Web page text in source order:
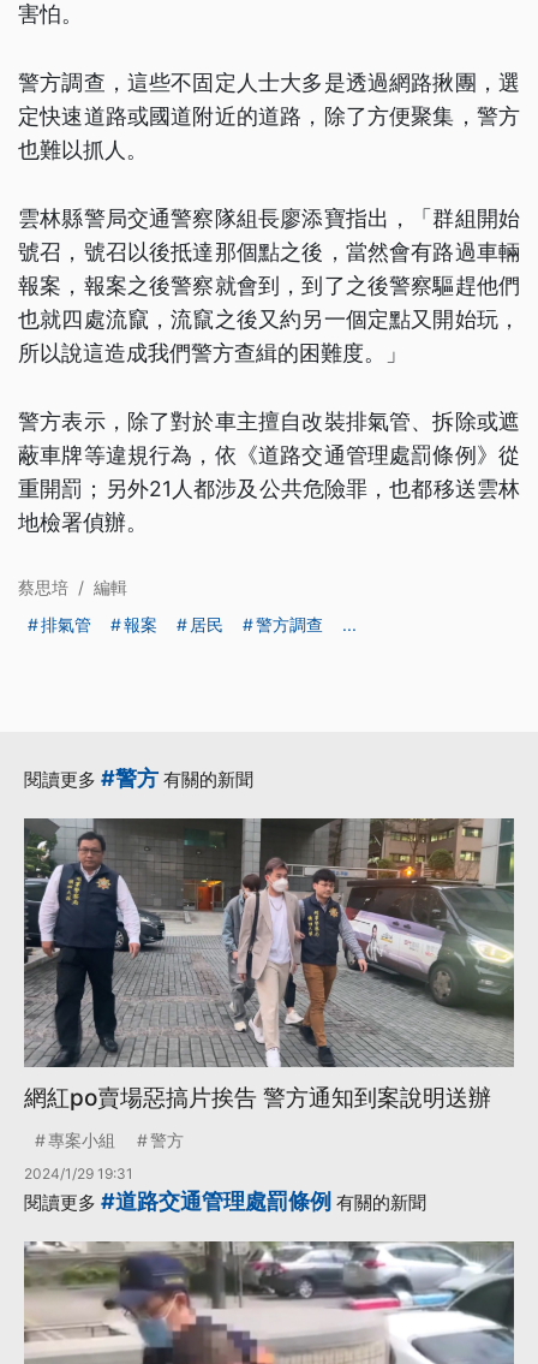
害怕。
警方調查，這些不固定人士大多是透過網路揪團，選
定快速道路或國道附近的道路，除了方便聚集，警方
也難以抓人。
雲林縣警局交通警察隊組長廖添寶指出，「群組開始
號召，號召以後抵達那個點之後，當然會有路過車輛
報案，報案之後警察就會到，到了之後警察驅趕他們
也就四處流竄，流竄之後又約另一個定點又開始玩，
所以說這造成我們警方查緝的困難度。」
警方表示，除了對於車主擅自改裝排氣管、拆除或遮
蔽車牌等違規行為，依《道路交通管理處罰條例》從
重開罰；另外21人都涉及公共危險罪，也都移送雲林
地檢署偵辦。
蔡思培 / 編輯
排氣管
報案 居民 警方調查 ...
閱讀更多 #警方 有關的新聞
網紅po賣場惡搞片挨告 警方通知到案說明送辦
專案小組 警方
2024/1/29 19:31
閱讀更多 #道路交通管理處罰條例 有關的新聞